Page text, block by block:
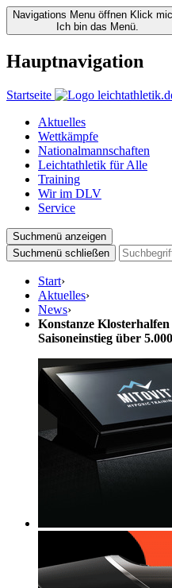
Navigations Menu öffnen Klick
Ich bin das Menü.
Hauptnavigation
Startseite
Aktuelles
Wettkämpfe
Nationalmannschaften
Leichtathletik für Alle
Training
Wir im DLV
Service
Suchmenü anzeigen
Suchmenü schließen
Start›
Aktuelles›
News›
Konstanze
Saisoneinstieg über